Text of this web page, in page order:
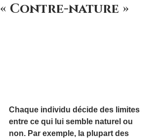
« Contre-nature »
Chaque individu décide des limites
entre ce qui lui semble naturel ou
non. Par exemple, la plupart des